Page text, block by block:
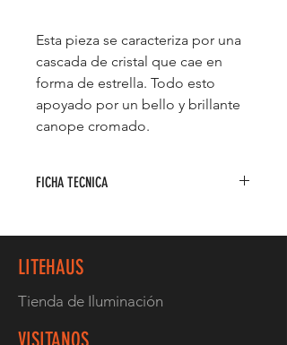
Esta pieza se caracteriza por una
cascada de cristal que cae en
forma de estrella. Todo esto
apoyado por un bello y brillante
canope cromado.
FICHA TECNICA
Material: Cristal
Voltaje: 90-130V
Base: 12 G9 + 12 GU10
Watts: 24 Luces x Máx. 40W c/u
Medidas: ø1250*H1705mm
LITEHAUS
Tienda de Iluminación
VISITANOS